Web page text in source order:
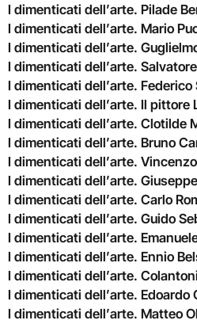
I dimenticati dell’arte. Pilade
I dimenticati dell’arte. Mario
I dimenticati dell’arte.
I dimenticati dell’arte.
I dimenticati dell’arte. Federico
I dimenticati dell’arte. Il pittore
I dimenticati dell’arte. Clotilde
I dimenticati dell’arte. Bruno
I dimenticati dell’arte.
I dimenticati dell’arte.
I dimenticati dell’arte. Carlo
I dimenticati dell’arte. Guido
I dimenticati dell’arte.
I dimenticati dell’arte. Ennio
I dimenticati dell’arte.
I dimenticati dell’arte. Edoardo
I dimenticati dell’arte. Matteo